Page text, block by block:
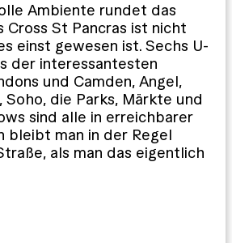
Ambiente rundet das
Cross St Pancras ist nicht
einst gewesen ist. Sechs U-
der interessantesten
und Camden, Angel,
Soho, die Parks, Märkte und
sind alle in erreichbarer
bleibt man in der Regel
als man das eigentlich